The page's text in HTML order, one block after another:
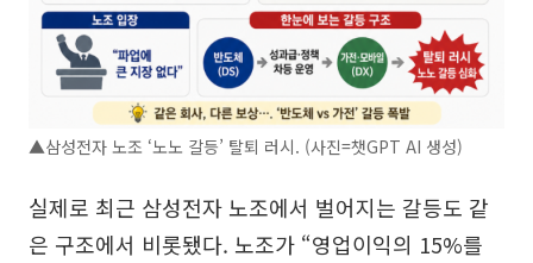
▲삼성전자 노조 ‘노노 갈등’ 탈퇴 러시. (사진=챗GPT AI 생성)
실제로 최근 삼성전자 노조에서 벌어지는 갈등도 같
은 구조에서 비롯됐다. 노조가 “영업이익의 15%를